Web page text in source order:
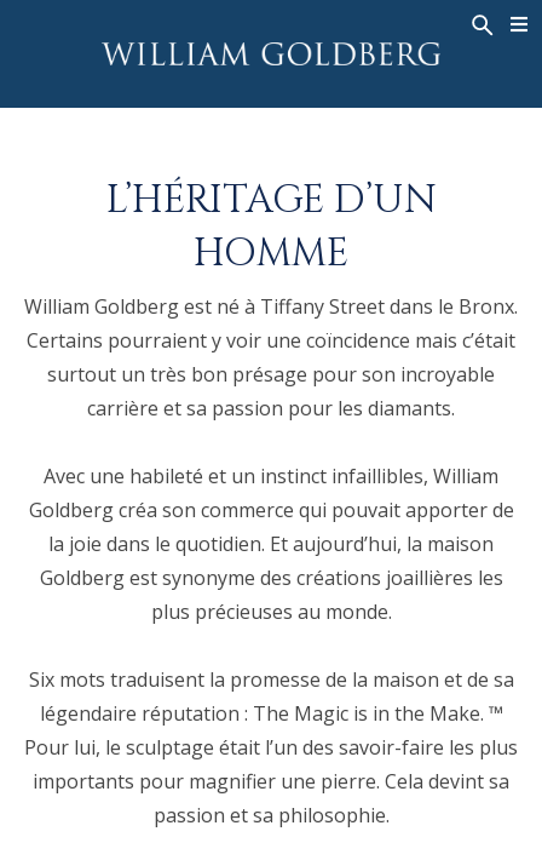
HAUTE JOAILLERIE
BAGUES POUR HOMME
BOUCLES D’OREILLES
BRACELETS
ASHOKA JOAILLERIE
COLLIERS
PENDENTIFS
TALISMAN
MONTRES
HISTOIRE
L’HÉRITAGE D’UN
HOMME
William Goldberg est né à Tiffany Street dans le Bronx.
Certains pourraient y voir une coïncidence mais c’était
surtout un très bon présage pour son incroyable
carrière et sa passion pour les diamants.
Avec une habileté et un instinct infaillibles, William
Goldberg créa son commerce qui pouvait apporter de
la joie dans le quotidien. Et aujourd’hui, la maison
Goldberg est synonyme des créations joaillières les
plus précieuses au monde.
Six mots traduisent la promesse de la maison et de sa
légendaire réputation : The Magic is in the Make. ™
Pour lui, le sculptage était l’un des savoir-faire les plus
importants pour magnifier une pierre. Cela devint sa
passion et sa philosophie.